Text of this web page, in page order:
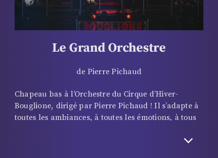
Le Grand Orchestre
de Pierre Pichaud
Chapeau bas à l’Orchestre du Cirque d’Hiver-
Bouglione, dirigé par Pierre Pichaud ! Il s’adapte à
toutes les ambiances, à toutes les émotions, à tous
numéro ! Qu’il soit exécuté en solo, en duo ou en